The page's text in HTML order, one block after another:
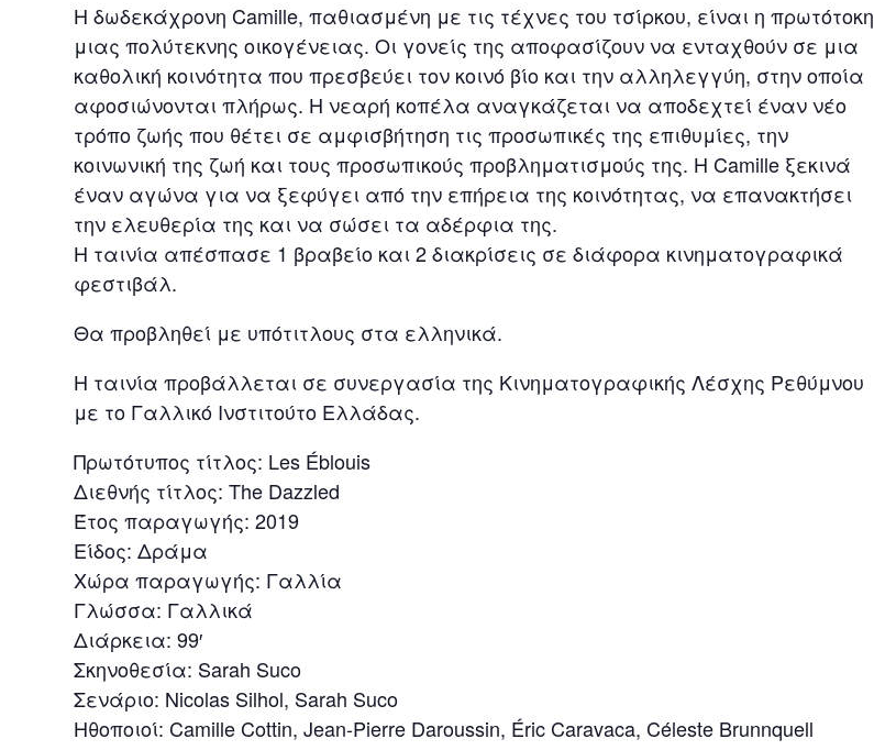
H δωδεκάχρονη Camille, παθιασμένη με τις τέχνες του τσίρκου, είναι η πρωτότοκη
μιας πολύτεκνης οικογένειας. Οι γονείς της αποφασίζουν να ενταχθούν σε μια
καθολική κοινότητα που πρεσβεύει τον κοινό βίο και την αλληλεγγύη, στην οποία
αφοσιώνονται πλήρως. Η νεαρή κοπέλα αναγκάζεται να αποδεχτεί έναν νέο
τρόπο ζωής που θέτει σε αμφισβήτηση τις προσωπικές της επιθυμίες, την
κοινωνική της ζωή και τους προσωπικούς προβληματισμούς της. Η Camille ξεκινά
έναν αγώνα για να ξεφύγει από την επήρεια της κοινότητας, να επανακτήσει
την ελευθερία της και να σώσει τα αδέρφια της.
Η ταινία απέσπασε 1 βραβείο και 2 διακρίσεις σε διάφορα κινηματογραφικά
φεστιβάλ.
Θα προβληθεί με υπότιτλους στα ελληνικά.
Η ταινία προβάλλεται σε συνεργασία της Κινηματογραφικής Λέσχης Ρεθύμνου
με το Γαλλικό Ινστιτούτο Ελλάδας.
Πρωτότυπος τίτλος: Les Éblouis
Διεθνής τίτλος: The Dazzled
Έτος παραγωγής: 2019
Είδος: Δράμα
Χώρα παραγωγής: Γαλλία
Γλώσσα: Γαλλικά
Διάρκεια: 99′
Σκηνοθεσία: Sarah Suco
Σενάριο: Nicolas Silhol, Sarah Suco
Ηθοποιοί: Camille Cottin, Jean-Pierre Daroussin, Éric Caravaca, Céleste Brunnquell